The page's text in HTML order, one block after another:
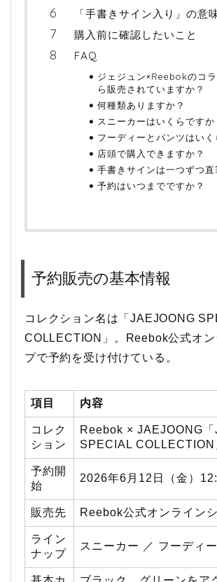
「手書きサイン入り」の意
購入前に確認したいこと
FAQ
ジェジュン×Reebokのコ
ら販売されていますか？
何種類ありますか？
スニーカーはいくらですか
フーディーとパンツはいく
店頭で購入できますか？
手書きサインは一つずつ直
予約はいつまでですか？
予約販売の基本情報
コレクション名は「JAEJOONG
COLLECTION」。Reebok公式オン
プで予約を受け付けている。
項目 内容
コレク
ション
Reebok × JAEJOONG
SPECIAL COLLECTION
予約開
始
2026年6月12日（金）
販売先 Reebok公式オンライン
ライン
ナップ
スニーカー ／ フーディ